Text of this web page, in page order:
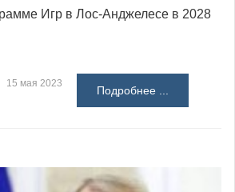
Игр в Лос-Анджелесе в 2028
15 мая 2023
Подробнее ...